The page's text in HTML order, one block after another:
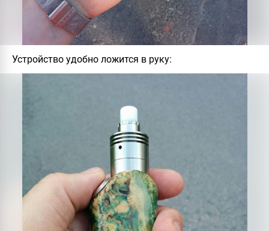
Устройство удобно ложится в руку: